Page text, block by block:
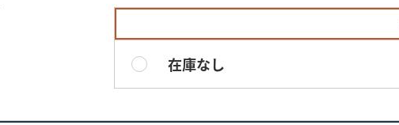
在庫なし